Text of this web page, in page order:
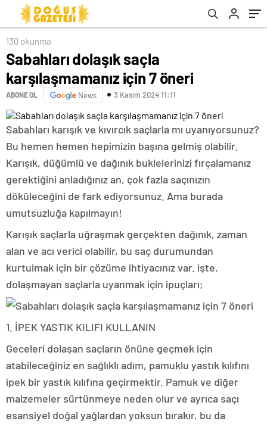
130 okunma
Sabahları dolaşık saçla
karşılaşmamanız için 7 öneri
ABONE OL News 3 Kasım 2024 11:11
Sabahları karışık ve kıvırcık saçlarla mı uyanıyorsunuz?
Bu hemen hemen hepimizin başına gelmiş olabilir.
Karışık, düğümlü ve dağınık buklelerinizi fırçalamanız
gerektiğini anladığınız an, çok fazla saçınızın
döküleceğini de fark ediyorsunuz. Ama burada
umutsuzluğa kapılmayın!
Karışık saçlarla uğraşmak gerçekten dağınık, zaman
alan ve acı verici olabilir, bu saç durumundan
kurtulmak için bir çözüme ihtiyacınız var. işte,
dolaşmayan saçlarla uyanmak için ipuçları;
1. İPEK YASTIK KILIFI KULLANIN
Geceleri dolaşan saçların önüne geçmek için
atabileceğiniz en sağlıklı adım, pamuklu yastık kılıfını
ipek bir yastık kılıfına geçirmektir. Pamuk ve diğer
malzemeler sürtünmeye neden olur ve ayrıca saçı
esansiyel doğal yağlardan yoksun bırakır, bu da